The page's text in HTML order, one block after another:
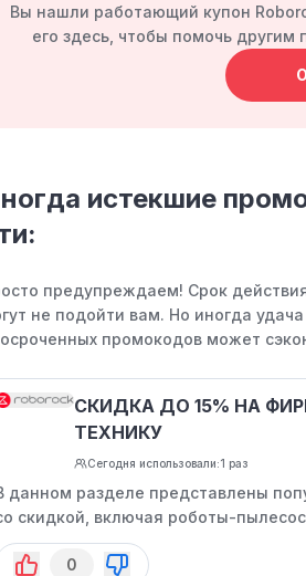
Вы нашли работающий купон
его здесь, чтобы помочь
истекшие
предупреждаем! Срок
не подойти вам. Но иногда
промокодов может
СКИДКА ДО 15% НА
ТЕХНИКУ
Сегодня использовали:1 раз
данном разделе представлены
скидкой, включая роботы-
0